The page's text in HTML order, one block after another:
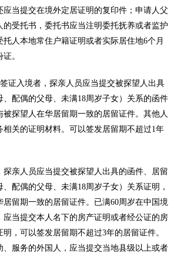
应当提交在境外定居证明的复印件；申请人父
的受托书，委托书应当注明委托抚养或者监护
托人本地常住户籍证明或者实际居住地6个月
。
证入境者，探亲人员应当提交被探望人出具
、配偶的父母、未满18周岁子女）关系的函件
探望人在华居留期一致的居留证件。其他人
相关的证明材料。可以签发居留期不超过1年
探亲人员应当提交被探望人出具的函件、居留
配偶的父母、未满18周岁子女）关系证明，
留期一致的居留证件。已满60周岁在中国境
应当提交本人名下的房产证明或者经公证的房
，可以签发居留期不超过3年的居留证件。
、服务的外国人，应当提交当地县级以上或者